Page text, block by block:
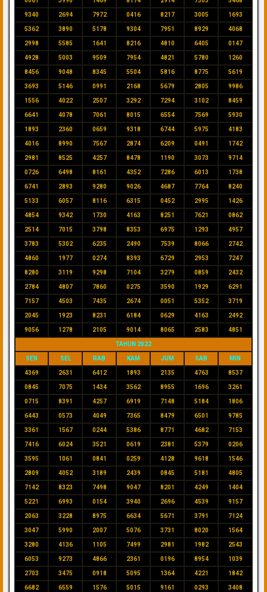
9340 2694 7972 0416 8217 3005 1693
5362 3890 5178 9304 7951 8929 4068
2998 5585 1641 8216 4810 6405 0147
4928 5003 9509 7954 4821 5780 1260
8456 9048 8345 5504 5816 8775 5619
3693 5146 0991 2168 5679 2805 9986
1556 4022 2507 3292 7294 3102 8459
6641 4078 7061 8015 6554 7569 5930
1893 2360 0659 9318 6744 5975 4183
4016 8990 7567 2874 6209 0491 1742
2981 8525 4257 8478 1190 3073 9714
0726 6498 8161 4352 7286 6013 1738
6741 2893 9280 9026 4687 7764 8240
5133 6057 8116 6315 0452 2995 1426
4854 9342 1730 4163 8251 7621 0862
2514 7015 3798 8353 6975 1293 4957
3783 5302 6235 2490 7539 8066 2742
4860 1977 0274 8393 6729 2953 7247
8280 3119 9298 7104 3279 0859 2432
2784 4807 7860 0275 3590 1929 6291
7157 4503 7435 2674 0051 5352 3719
2045 1923 8231 6184 0629 4163 2492
9056 1278 2105 9014 8065 2583 4851
TAHUN 2022
SEN SEL RAB KAM JUM SAB MIN
4369 2631 6412 1893 2135 4763 8537
0845 7075 1434 3562 8955 1696 3261
0715 8391 4257 6919 7148 5184 1806
6443 0573 4049 7365 8479 6501 9785
3361 1567 0244 5386 8771 4682 7153
7416 6024 3521 0619 2381 5379 0206
3595 1061 0841 0259 4128 9618 1546
2809 4052 3189 2439 0845 5181 4805
7142 8323 7498 9047 8201 4249 1404
5221 6993 0154 3940 2696 4539 9157
2063 3228 8975 6634 5671 3791 7124
3047 5990 2007 5076 3731 8020 1564
3280 4136 1105 7499 2981 1982 2543
6053 9273 4866 2361 0196 8954 1039
2703 3475 0918 5095 1364 4221 1842
6682 6559 1576 5015 9161 0293 3408